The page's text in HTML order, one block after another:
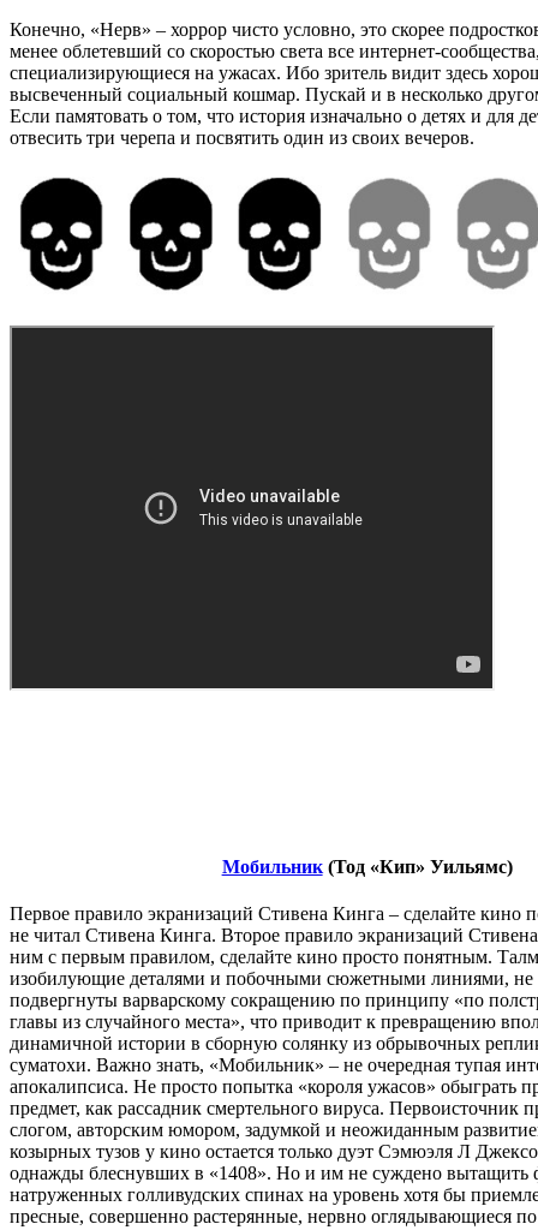
Конечно, «Нерв» – хоррор чисто условно, это скорее
менее облетевший со скоростью света все интернет-
специализирующиеся на ужасах. Ибо зритель видит здесь
высвеченный социальный кошмар. Пускай и в несколько
Если памятовать о том, что история изначально о детях и для
отвесить три черепа и посвятить один из своих вечеров.
Мобильник(Тод «Кип» Уильямс)
Первое правило экранизаций Стивена Кинга – сделайте кино
не читал Стивена Кинга. Второе правило экранизаций
ним с первым правилом, сделайте кино просто понятным.
изобилующие деталями и побочными сюжетными линиями, не
подвергнуты варварскому сокращению по принципу «по
главы из случайного места», что приводит к превращению
динамичной истории в сборную солянку из обрывочных
суматохи. Важно знать, «Мобильник» – не очередная тупая
апокалипсиса. Не просто попытка «короля ужасов» обыграть
предмет, как рассадник смертельного вируса. Первоисточник
слогом, авторским юмором, задумкой и неожиданным
козырных тузов у кино остается только дуэт Сэмюэля Л
однажды блеснувших в «1408». Но и им не суждено вытащить
натруженных голливудских спинах на уровень хотя бы
пресные, совершенно растерянные, нервно оглядывающиеся